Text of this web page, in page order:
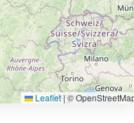
Leaflet|©